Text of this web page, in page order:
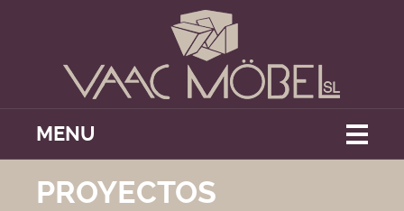
MENU
PROYECTOS